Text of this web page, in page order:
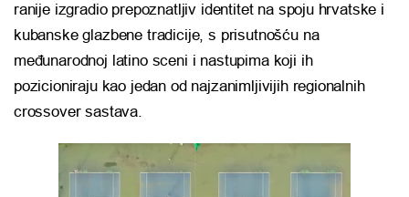
ranije izgradio prepoznatljiv identitet na spoju hrvatske i
kubanske glazbene tradicije, s prisutnošću na
međunarodnoj latino sceni i nastupima koji ih
pozicioniraju kao jedan od najzanimljivijih regionalnih
crossover sastava.